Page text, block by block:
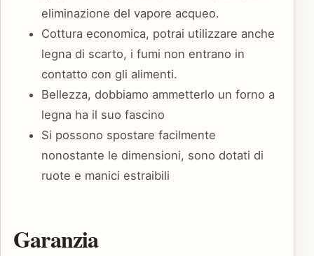
eliminazione del vapore acqueo.
Cottura economica, potrai utilizzare anche
legna di scarto, i fumi non entrano in
contatto con gli alimenti.
Bellezza, dobbiamo ammetterlo un forno a
legna ha il suo fascino
Si possono spostare facilmente
nonostante le dimensioni, sono dotati di
ruote e manici estraibili
Garanzia